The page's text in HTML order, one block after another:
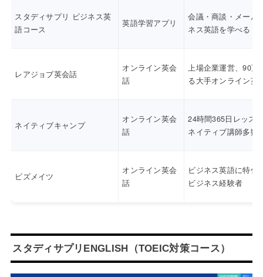
スタディサプリ ビジネス英
語コース
英語学習アプリ
会議・商談・メール
ネス英語を学べる
レアジョブ英会話
オンライン英会
話
上場企業運営、90万
る大手オンライン英
ネイティブキャンプ
オンライン英会
話
24時間365日レッス
ネイティブ講師多数
ビズメイツ
オンライン英会
話
ビジネス英語に特化
ビジネス経験者
スタディサプリENGLISH（TOEIC対策コース）